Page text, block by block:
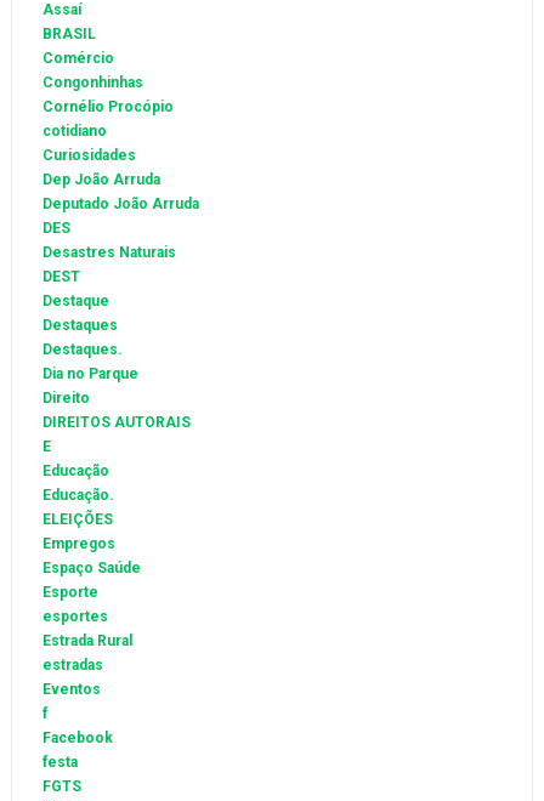
Assaí
BRASIL
Comércio
Congonhinhas
Cornélio Procópio
cotidiano
Curiosidades
Dep João Arruda
Deputado João Arruda
DES
Desastres Naturais
DEST
Destaque
Destaques
Destaques.
Dia no Parque
Direito
DIREITOS AUTORAIS
E
Educação
Educação.
ELEIÇÕES
Empregos
Espaço Saúde
Esporte
esportes
Estrada Rural
estradas
Eventos
f
Facebook
festa
FGTS